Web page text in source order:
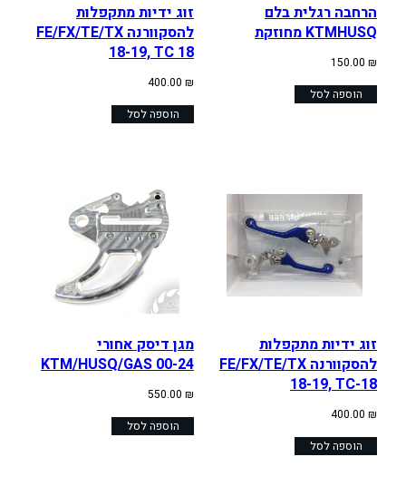
הרחבה רגלית בלם
KTMHUSQ מחוזקת
150.00 ₪
הוספה לסל
זוג ידיות מתקפלות
להסקוורנה FE/FX/TE/TX
18-19, TC 18
400.00 ₪
הוספה לסל
זוג ידיות מתקפלות
להסקוורנה FE/FX/TE/TX
18-19, TC-18
400.00 ₪
הוספה לסל
מגן דיסק אחורי
KTM/HUSQ/GAS 00-24
550.00 ₪
הוספה לסל